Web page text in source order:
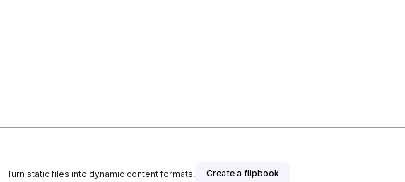
Turn static files into dynamic content formats. Create a flipbook